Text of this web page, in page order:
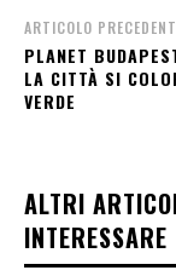
ARTICOLO
PLANET
LA CITTÀ SI
VERDE
ALTRI
INTERESSARE